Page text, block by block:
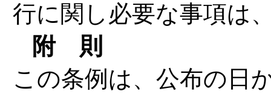
行に関し必要な事項は
附 則
この条例は、公布の日